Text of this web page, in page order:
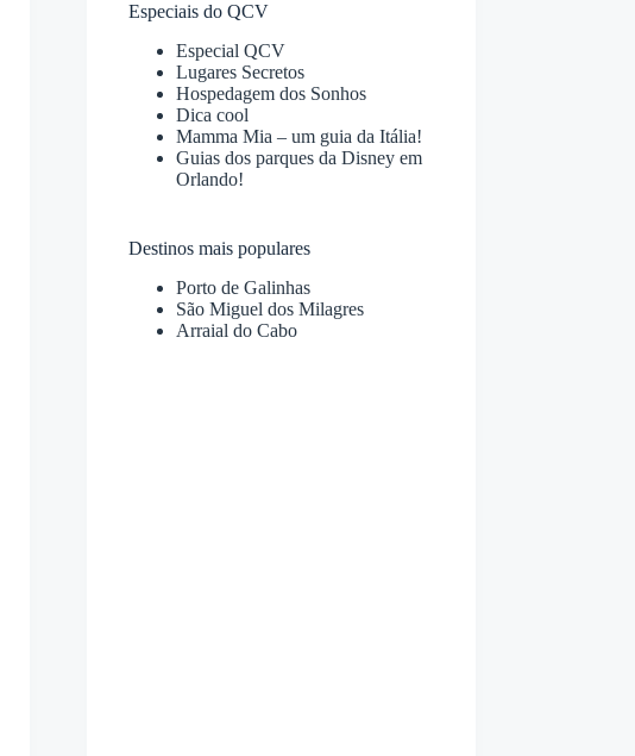
Especiais do QCV
Especial QCV
Lugares Secretos
Hospedagem dos Sonhos
Dica cool
Mamma Mia – um guia da Itália!
Guias dos parques da Disney em
Orlando!
Destinos mais populares
Porto de Galinhas
São Miguel dos Milagres
Arraial do Cabo